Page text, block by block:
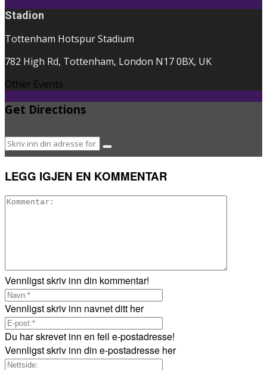
Stadion
Tottenham Hotspur Stadium
782 High Rd, Tottenham, London N17 0BX, UK
Other Events
Get Directions
LEGG IGJEN EN KOMMENTAR
Vennligst skriv inn din kommentar!
Vennligst skriv inn navnet ditt her
Du har skrevet inn en feil e-postadresse!
Vennligst skriv inn din e-postadresse her